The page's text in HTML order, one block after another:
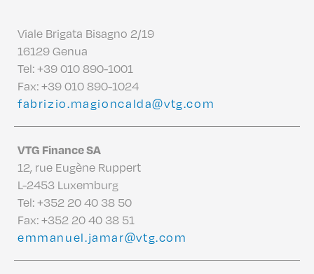
Viale Brigata Bisagno 2/19
16129 Genua
Tel:+39 010 890-1001
Fax: +39 010 890-1024
fabrizio.magioncalda@vtg.com
VTG Finance SA
12, rue Eugène Ruppert
L-2453 Luxemburg
Tel:+352 20 40 38 50
Fax: +352 20 40 38 51
emmanuel.jamar@vtg.com